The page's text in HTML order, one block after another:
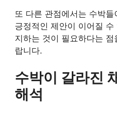
또 다른 관점에서는 수박
긍정적인 제안이 이어질
지하는 것이 필요하다는
랍니다.
수박이 갈라진
해석